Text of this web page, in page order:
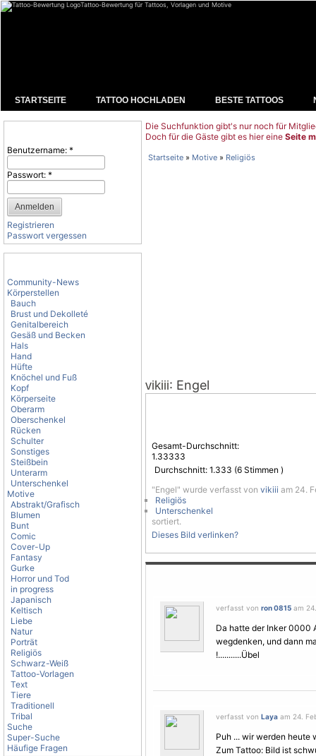
Tattoo-Bewertung für Tattoos, Vorlagen und Motive
STARTSEITE TATTOO HOCHLADEN BESTE TATTOOS
Benutzername: *
Passwort: *
Registrieren
Passwort vergessen
Community-News
Körperstellen
Bauch
Brust und Dekolleté
Genitalbereich
Gesäß und Becken
Hals
Hand
Hüfte
Knöchel und Fuß
Kopf
Körperseite
Oberarm
Oberschenkel
Rücken
Schulter
Sonstiges
Steißbein
Unterarm
Unterschenkel
Motive
Abstrakt/Grafisch
Blumen
Bunt
Comic
Cover-Up
Fantasy
Gurke
Horror und Tod
in progress
Japanisch
Keltisch
Liebe
Natur
Porträt
Religiös
Schwarz-Weiß
Tattoo-Vorlagen
Text
Tiere
Traditionell
Tribal
Suche
Super-Suche
Häufige Fragen
Die Suchfunktion gibt's nur noch für
Doch für die Gäste gibt es hier eine Seite
Startseite » Motive » Religiös
vikiii: Engel
Gesamt-Durchschnitt:
1.33333
Durchschnitt: 1.333 (6 Stimmen )
"Engel" wurde verfasst von vikiii am 24.
Religiös
Unterschenkel
sortiert.
Dieses Bild verlinken?
verfasst von ron 0815 am
Da hatte der Inker 0000
wegdenken, und dann
!...........Übel
verfasst von Laya am 24.
Puh ... wir werden heute
Zum Tattoo: Bild ist